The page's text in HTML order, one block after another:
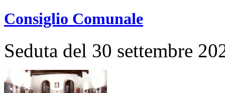
Consiglio Comunale
Seduta del 30 settembre